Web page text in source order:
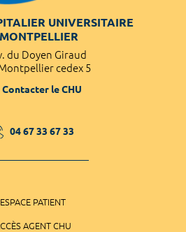
UNIVERSITAIRE
du Doyen Giraud
cedex 5
Contacter le CHU
04 67 33 67 33
ESPACE PATIENT
AGENT CHU